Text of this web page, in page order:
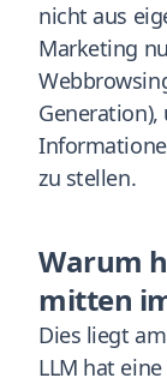
nicht aus
Marketing
zu stellen.
Warum
mitten
Dies liegt
LLM hat